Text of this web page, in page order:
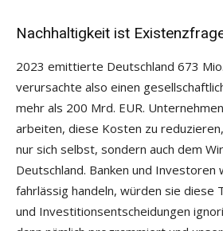
Nachhaltigkeit ist
2023 emittierte Deutschland 673
verursachte also einen
mehr als 200 Mrd. EUR.
arbeiten, diese Kosten zu
nur sich selbst, sondern auch dem
Deutschland. Banken und Investoren
fahrlässig handeln, würden sie diese
und Investitionsentscheidungen